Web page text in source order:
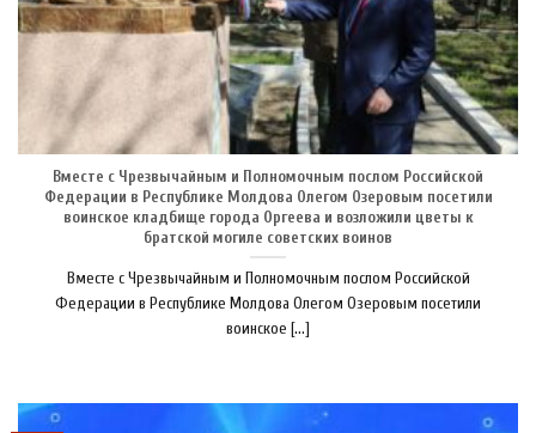
Вместе с Чрезвычайным и Полномочным послом Российской
Федерации в Республике Молдова Олегом Озеровым посетили
воинское кладбище города Оргеева и возложили цветы к
братской могиле советских воинов
Вместе с Чрезвычайным и Полномочным послом Российской
Федерации в Республике Молдова Олегом Озеровым посетили
воинское [...]